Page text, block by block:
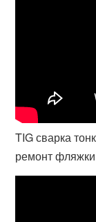
TIG сварка
ремонт фляжки